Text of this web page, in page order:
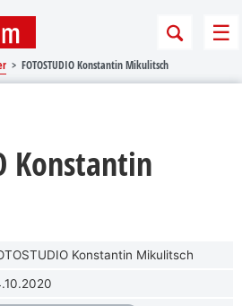
FOTOSTUDIO Konstantin Mikulitsch
Konstantin
Konstantin Mikulitsch